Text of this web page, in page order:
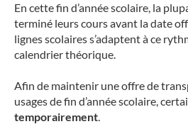
En cette fin d’année scolaire, la
terminé leurs cours avant la date
lignes scolaires s’adaptent à ce
calendrier théorique.
Afin de maintenir une offre de
usages de fin d’année scolaire,
temporairement.